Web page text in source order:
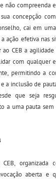
não compreenda
concepção
cai em
ação efetiva nas
ao CEB a agilidade
com qualquer
permitindo a
a inclusão de
que seja
a uma pauta sem
organizada
aberta e